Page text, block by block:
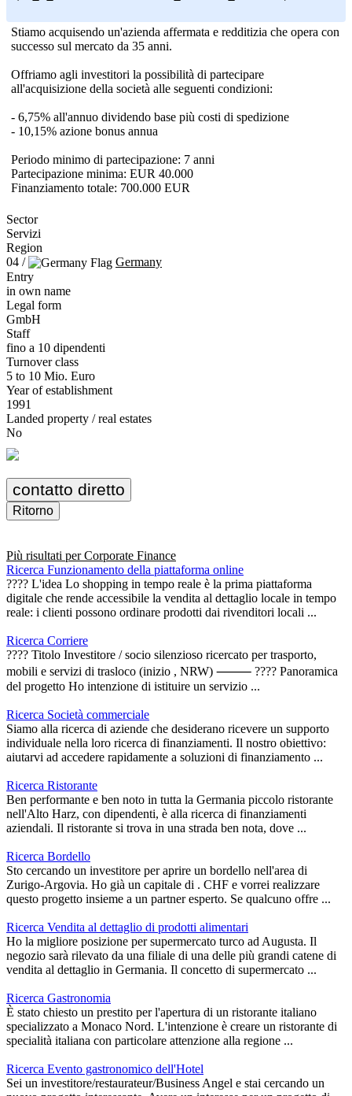
Stiamo acquisendo un'azienda affermata e redditizia che opera con
successo sul mercato da 35 anni.
Offriamo agli investitori la possibilità di partecipare
all'acquisizione della società alle seguenti condizioni:
- 6,75% all'annuo dividendo base più costi di spedizione
- 10,15% azione bonus annua
Periodo minimo di partecipazione: 7 anni
Partecipazione minima: EUR 40.000
Finanziamento totale: 700.000 EUR
Sector
Servizi
Region
04 /
Germany
Entry
in own name
Legal form
GmbH
Staff
fino a 10 dipendenti
Turnover class
5 to 10 Mio. Euro
Year of establishment
1991
Landed property / real estates
No
contatto diretto
Ritorno
Più risultati perCorporate Finance
Ricerca Funzionamento della piattaforma online
???? L'idea Lo shopping in tempo reale è la prima piattaforma
digitale che rende accessibile la vendita al dettaglio locale in tempo
reale: i clienti possono ordinare prodotti dai rivenditori locali ...
Ricerca Corriere
???? Titolo Investitore / socio silenzioso ricercato per trasporto,
mobili e servizi di trasloco (inizio , NRW) ⸻ ???? Panoramica
del progetto Ho intenzione di istituire un servizio ...
Ricerca Società commerciale
Siamo alla ricerca di aziende che desiderano ricevere un supporto
individuale nella loro ricerca di finanziamenti. Il nostro obiettivo:
aiutarvi ad accedere rapidamente a soluzioni di finanziamento ...
Ricerca Ristorante
Ben performante e ben noto in tutta la Germania piccolo ristorante
nell'Alto Harz, con dipendenti, è alla ricerca di finanziamenti
aziendali. Il ristorante si trova in una strada ben nota, dove ...
Ricerca Bordello
Sto cercando un investitore per aprire un bordello nell'area di
Zurigo-Argovia. Ho già un capitale di . CHF e vorrei realizzare
questo progetto insieme a un partner esperto. Se qualcuno offre ...
Ricerca Vendita al dettaglio di prodotti alimentari
Ho la migliore posizione per supermercato turco ad Augusta. Il
negozio sarà rilevato da una filiale di una delle più grandi catene di
vendita al dettaglio in Germania. Il concetto di supermercato ...
Ricerca Gastronomia
È stato chiesto un prestito per l'apertura di un ristorante italiano
specializzato a Monaco Nord. L'intenzione è creare un ristorante di
specialità italiana con particolare attenzione alla regione ...
Ricerca Evento gastronomico dell'Hotel
Sei un investitore/restaurateur/Business Angel e stai cercando un